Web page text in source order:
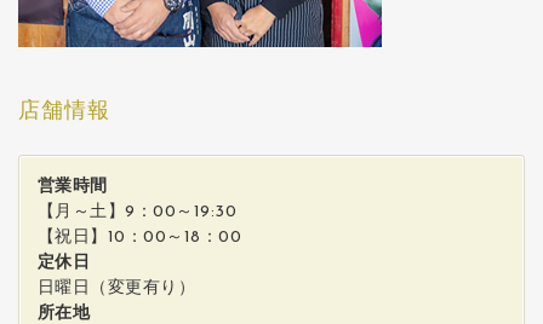
店舗情報
営業時間
【月～土】9：00～19:30
【祝日】10：00～18：00
定休日
日曜日（変更有り）
所在地